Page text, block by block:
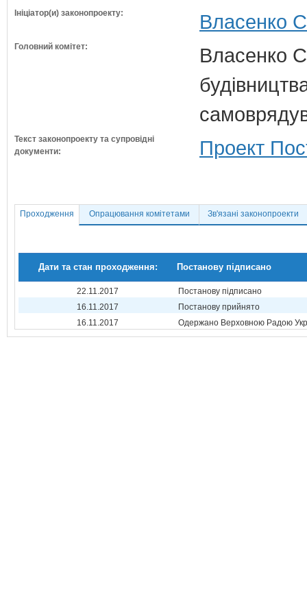
Ініціатор(и) законопроекту: Власенко
Головний комітет:
Власенко
Текст законопроекту та супровідні
документи:
Проект
Проходження Опрацювання комітетами Зв'язані законопроекти
Дати та стан проходження: Постанову підписано
22.11.2017
Постанову підписано
16.11.2017
Постанову прийнято
16.11.2017
Одержано Верховною Радою